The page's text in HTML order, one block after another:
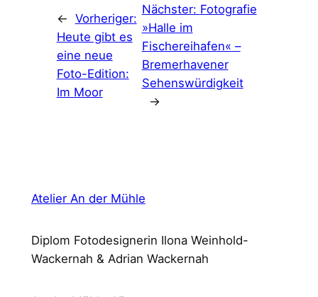
← Vorheriger:
Heute gibt es
eine neue
Foto-Edition:
Im Moor
Nächster: Fotografie
»Halle im
Fischereihafen« –
Bremerhavener
Sehenswürdigkeit
→
Atelier An der Mühle
Diplom Fotodesignerin Ilona Weinhold-
Wackernah & Adrian Wackernah